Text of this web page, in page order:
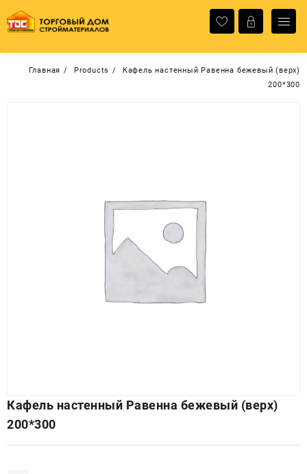
содержимому
Главная Products
Кафель настенный Равенна бежевый (верх)
200*300
Кафель настенный Равенна бежевый (верх)
200*300